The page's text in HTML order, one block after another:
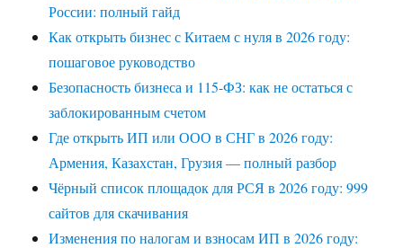
России: полный гайд
Как открыть бизнес с Китаем с нуля в 2026 году:
пошаговое руководство
Безопасность бизнеса и 115-ФЗ: как не остаться с
заблокированным счетом
Где открыть ИП или ООО в СНГ в 2026 году:
Армения, Казахстан, Грузия — полный разбор
Чёрный список площадок для РСЯ в 2026 году: 999
сайтов для скачивания
Изменения по налогам и взносам ИП в 2026 году: